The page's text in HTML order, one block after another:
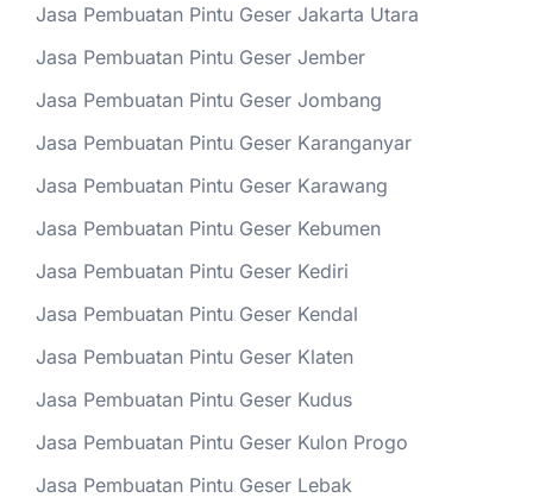
Jasa Pembuatan Pintu Geser Jakarta Utara
Jasa Pembuatan Pintu Geser Jember
Jasa Pembuatan Pintu Geser Jombang
Jasa Pembuatan Pintu Geser Karanganyar
Jasa Pembuatan Pintu Geser Karawang
Jasa Pembuatan Pintu Geser Kebumen
Jasa Pembuatan Pintu Geser Kediri
Jasa Pembuatan Pintu Geser Kendal
Jasa Pembuatan Pintu Geser Klaten
Jasa Pembuatan Pintu Geser Kudus
Jasa Pembuatan Pintu Geser Kulon Progo
Jasa Pembuatan Pintu Geser Lebak